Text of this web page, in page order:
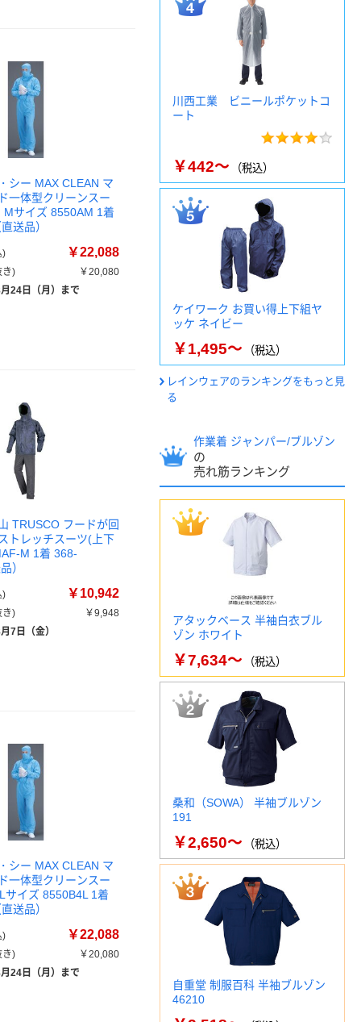
シー MAX CLEAN マ
一体型クリーンスー
Mサイズ 8550AM 1着
送品）
) ￥22,088
き)
￥20,080
24日（月）まで
TRUSCO フードが回
トレッチスーツ(上下
M 1着 368-
）
) ￥10,942
き)
￥9,948
7日（金）
シー MAX CLEAN マ
一体型クリーンスー
サイズ 8550B4L 1着
送品）
) ￥22,088
き)
￥20,080
24日（月）まで
川西工業 ビニールポケットコ
ート
￥442～ （税込）
ケイワーク お買い得上下組ヤ
ッケ ネイビー
￥1,495～ （税込）
レインウェアのランキングをもっと見
る
作業着 ジャンパー/ブルゾン
の
売れ筋ランキング
アタックベース 半袖白衣ブル
ゾン ホワイト
￥7,634～ （税込）
桑和（SOWA） 半袖ブルゾン
191
￥2,650～ （税込）
自重堂 制服百科 半袖ブルゾン
46210